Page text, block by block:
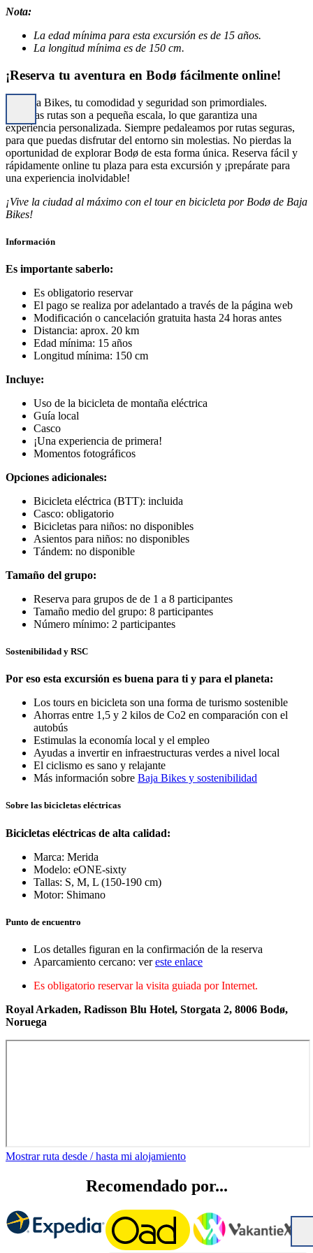
Nota:
La edad mínima para esta excursión es de 15 años.
La longitud mínima es de 150 cm.
¡Reserva tu aventura en Bodø fácilmente online!
En Baja Bikes, tu comodidad y seguridad son primordiales.
Nuestras rutas son a pequeña escala, lo que garantiza una
experiencia personalizada. Siempre pedaleamos por rutas seguras,
para que puedas disfrutar del entorno sin molestias. No pierdas la
oportunidad de explorar Bodø de esta forma única. Reserva fácil y
rápidamente online tu plaza para esta excursión y ¡prepárate para
una experiencia inolvidable!
¡Vive la ciudad al máximo con el tour en bicicleta por Bodø de Baja
Bikes!
Información
Es importante saberlo:
Es obligatorio reservar
El pago se realiza por adelantado a través de la página web
Modificación o cancelación gratuita hasta 24 horas antes
Distancia: aprox. 20 km
Edad mínima: 15 años
Longitud mínima: 150 cm
Incluye:
Uso de la bicicleta de montaña eléctrica
Guía local
Casco
¡Una experiencia de primera!
Momentos fotográficos
Opciones adicionales:
Bicicleta eléctrica (BTT): incluida
Casco: obligatorio
Bicicletas para niños: no disponibles
Asientos para niños: no disponibles
Tándem: no disponible
Tamaño del grupo:
Reserva para grupos de de 1 a 8 participantes
Tamaño medio del grupo: 8 participantes
Número mínimo: 2 participantes
Sostenibilidad y RSC
Por eso esta excursión es buena para ti y para el planeta:
Los tours en bicicleta son una forma de turismo sostenible
Ahorras entre 1,5 y 2 kilos de Co2 en comparación con el
autobús
Estimulas la economía local y el empleo
Ayudas a invertir en infraestructuras verdes a nivel local
El ciclismo es sano y relajante
Más información sobre Baja Bikes y sostenibilidad
Sobre las bicicletas eléctricas
Bicicletas eléctricas de alta calidad:
Marca: Merida
Modelo: eONE-sixty
Tallas: S, M, L (150-190 cm)
Motor: Shimano
Punto de encuentro
Los detalles figuran en la confirmación de la reserva
Aparcamiento cercano: vereste enlace
Es obligatorio reservar la visita guiada por Internet.
Royal Arkaden, Radisson Blu Hotel, Storgata 2, 8006 Bodø,
Noruega
Mostrar ruta desde / hasta mi alojamiento
Recomendado por...